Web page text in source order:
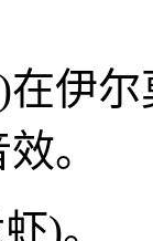
在伊
。
)。